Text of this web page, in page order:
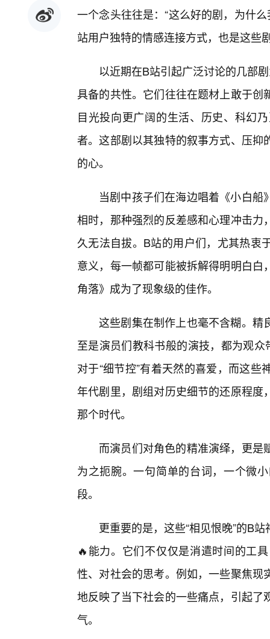
一个念头往往是：“这么好的剧，为什
站用户独特的情感连接方式，也是这些
以近期在B站引起广泛讨论的几部
具备的共性。它们往往在题材上敢于
目光投向更广阔的生活、历史、科幻
者。这部剧以其独特的叙事方式、压
的心。
当剧中孩子们在海边唱着《小白
相时，那种强烈的反差感和心理冲击
久无法自拔。B站的用户们，尤其热衷
意义，每一帧都可能被拆解得明明白
角落》成为了现象级的佳作。
这些剧集在制作上也毫不含糊。精
至是演员们教科书般的演技，都为观
对于“细节控”有着天然的喜爱，而这
年代剧里，剧组对历史细节的还原程
那个时代。
而演员们对角色的精准演绎，更
为之扼腕。一句简单的台词，一个微
段。
更重要的是，这些“相见恨晚”的B
🔥能力。它们不仅仅是消遣时间的工
性、对社会的思考。例如，一些聚焦
地反映了当下社会的一些痛点，引起
气。